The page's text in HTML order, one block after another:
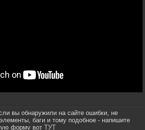
вы обнаружили на сайте ошибки, не
баги и тому подобное - напишите
форму вотТУТ